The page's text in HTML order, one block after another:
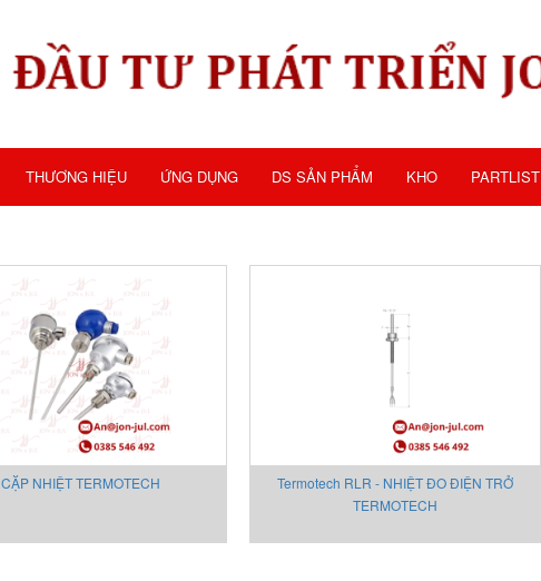
THƯƠNG HIỆU ỨNG DỤNG DS SẢN PHẨM KHO PARTLIST
CẶP NHIỆT TERMOTECH
Termotech RLR - NHIỆT ĐO ĐIỆN TRỞ
TERMOTECH